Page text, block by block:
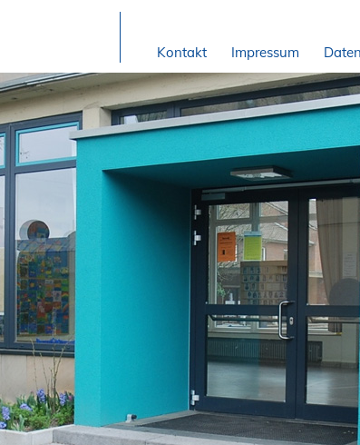
Kontakt Impressum